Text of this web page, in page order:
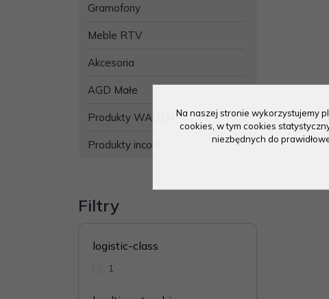
Gramofony
Meble RTV
Akcesoria
AGD Małe
Produkty WADER
Produkty incom
Filtry
logistic-class
1
Na naszej stronie wykorzystujemy
cookies, w tym cookies
niezbędnych do